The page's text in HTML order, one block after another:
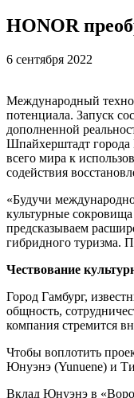
HONOR
6 сентября 2022
Международный
потенциала. Запуск
дополненной
Шпайхерштадт города
всего мира к
содействия
«Будучи
культурные
предсказываем
гибридного туризма.
Чествование
Город Гамбург,
общность,
компания стремится
Чтобы воплотить
Юнуэнэ (Yunuene) и
Вклад Юнуэнэ в